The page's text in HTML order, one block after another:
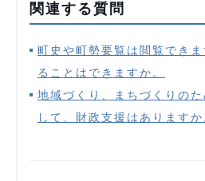
関連する質問
町史や町勢要覧は閲覧でき
ることはできますか。
地域づくり、まちづくりの
して、財政支援はありますか